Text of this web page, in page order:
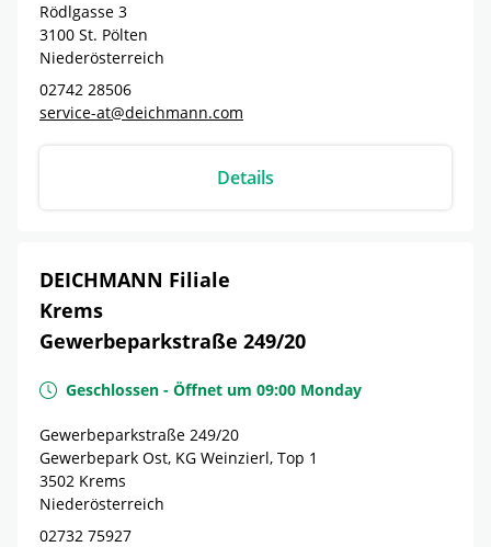
Rödlgasse 3
3100 St. Pölten
Niederösterreich
02742 28506
service-at@deichmann.com
Details
DEICHMANN Filiale
Krems
Gewerbeparkstraße 249/20
Geschlossen - Öffnet um 09:00 Monday
Gewerbeparkstraße 249/20
Gewerbepark Ost, KG Weinzierl, Top 1
3502 Krems
Niederösterreich
02732 75927